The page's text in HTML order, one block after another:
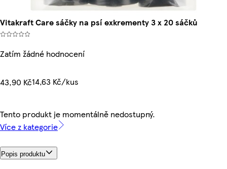
Vitakraft Care sáčky na psí exkrementy 3 x 20 sáčků
Zatím žádné hodnocení
43,90 Kč14,63 Kč/kus
Tento produkt je momentálně nedostupný.
Více z kategorie
Popis produktu